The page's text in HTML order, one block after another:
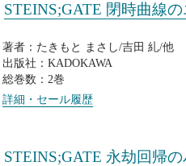
STEINS;GATE 閉時曲線
著者：たきもと まさし/吉田 糺/他
出版社：KADOKAWA
総巻数：2巻
詳細・セール履歴
STEINS;GATE 永劫回帰